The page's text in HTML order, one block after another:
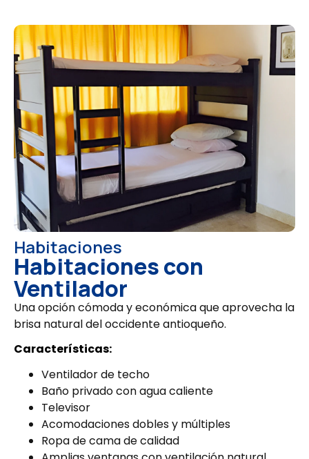
Habitaciones
Habitaciones con
Ventilador
Una opción cómoda y económica que aprovecha la
brisa natural del occidente antioqueño.
Características:
Ventilador de techo
Baño privado con agua caliente
Televisor
Acomodaciones dobles y múltiples
Ropa de cama de calidad